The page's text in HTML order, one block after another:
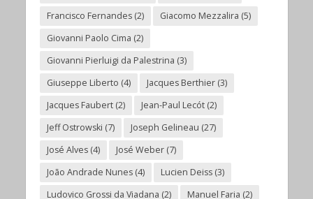
Francisco Fernandes(2) Giacomo Mezzalira (5)
Giovanni Paolo Cima (2)
Giovanni Pierluigi da Palestrina (3)
Giuseppe Liberto (4) Jacques Berthier(3)
Jacques Faubert(2) Jean-Paul Lecót(2)
Jeff Ostrowski (7) Joseph Gelineau (27)
José Alves(4) José Weber(7)
João Andrade Nunes(4) Lucien Deiss(3)
Ludovico Grossi da Viadana (2) Manuel Faria (2)